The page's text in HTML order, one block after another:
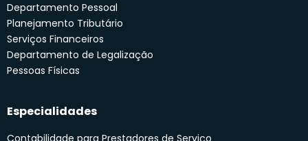
Departamento Pessoal
Planejamento Tributário
Serviços Financeiros
Departamento de Legalização
Pessoas Físicas
Especialidades